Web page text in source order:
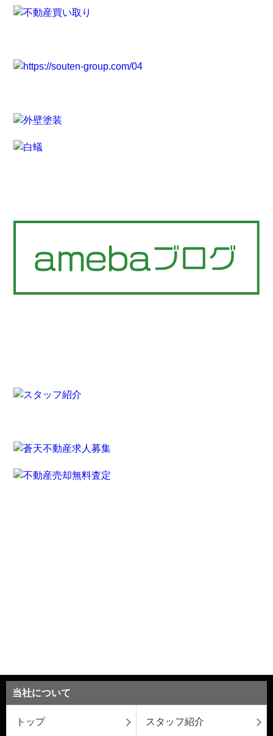
当社について
トップ スタッフ紹介